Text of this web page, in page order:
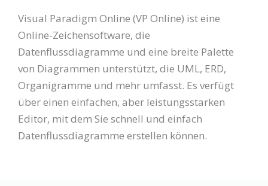
Visual Paradigm Online (VP Online) ist eine
Online-Zeichensoftware, die
Datenflussdiagramme und eine breite Palette
von Diagrammen unterstützt, die UML, ERD,
Organigramme und mehr umfasst. Es verfügt
über einen einfachen, aber leistungsstarken
Editor, mit dem Sie schnell und einfach
Datenflussdiagramme erstellen können.